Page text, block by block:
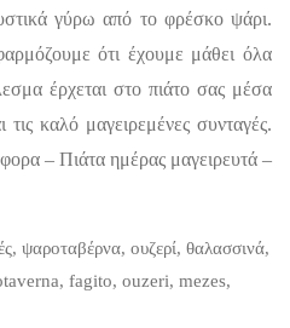
γύρω από το φρέσκο ψάρι.
ότι έχουμε μάθει όλα
έρχεται στο πιάτο σας μέσα
καλό μαγειρεμένες συνταγές.
– Πιάτα ημέρας μαγειρευτά –
ψαροταβέρνα, ουζερί, θαλασσινά,
fagito, ouzeri, mezes,